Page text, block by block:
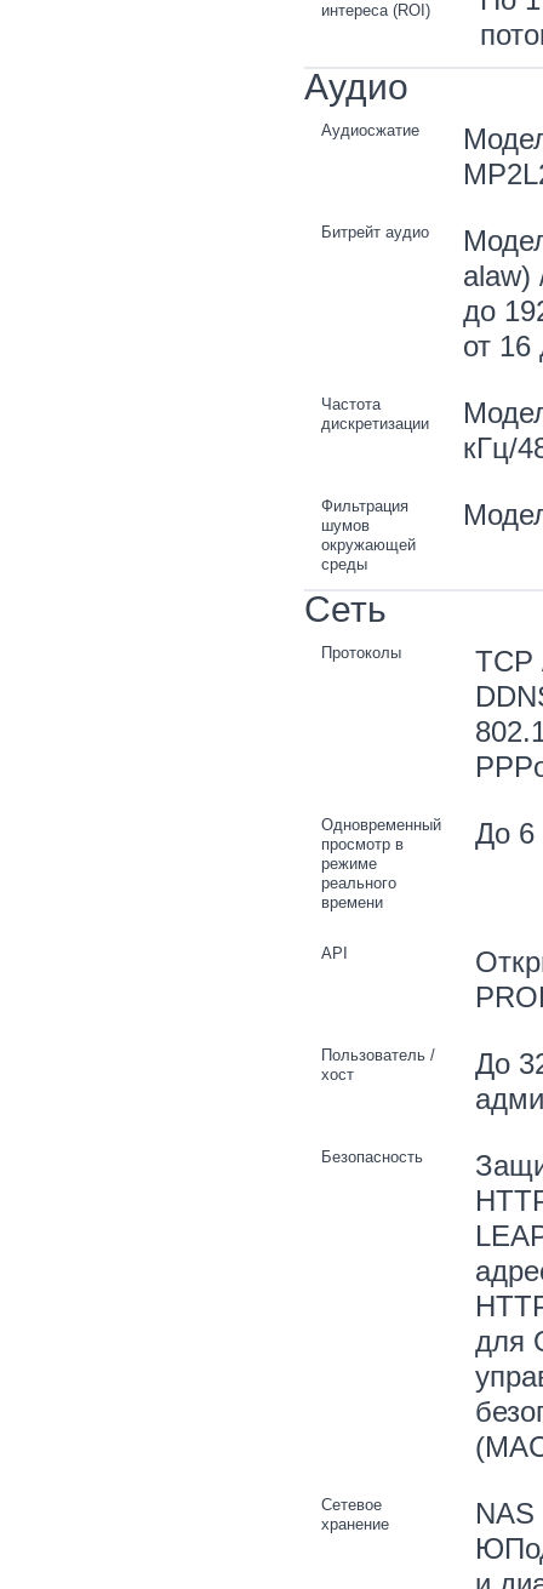
интереса (ROI)
Аудио
Аудиосжатие
Битрейт аудио
alaw)
до
от 16
Частота
дискретизации
кГц/
Фильтрация
шумов
окружающей
среды
Сеть
Протоколы
TCP
Одновременный
просмотр в
режиме
реального
времени
До 6
API
Пользователь /
хост
До
Безопасность
для
Сетевое
хранение